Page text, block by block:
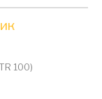
100)